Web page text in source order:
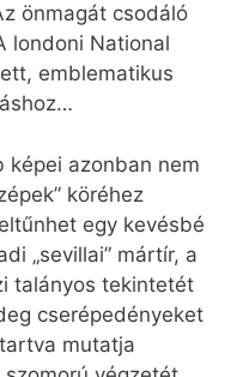
önmagát csodáló
londoni National
emblematikus
képei azonban nem
köréhez
egy kevésbé
„sevillai” mártír, a
talányos tekintetét
cserépedényeket
mutatja